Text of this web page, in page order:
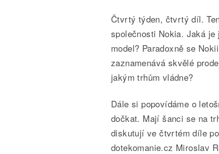
Čtvrtý týden, čtvrtý díl.
společnosti Nokia. Jaká
model? Paradoxně se
zaznamenává skvělé
jakým trhům vládne?
Dále si popovídáme o
dočkat. Mají šanci se na
diskutují ve čtvrtém díle
dotekomanie.cz Miroslav